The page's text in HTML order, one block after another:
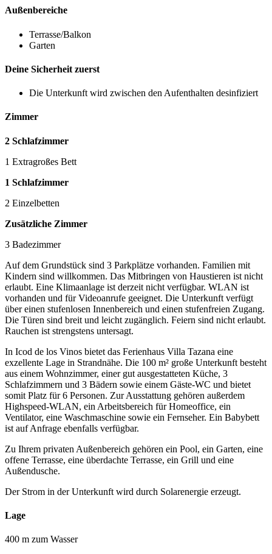
Außenbereiche
Terrasse/Balkon
Garten
Deine Sicherheit zuerst
Die Unterkunft wird zwischen den Aufenthalten desinfiziert
Zimmer
2 Schlafzimmer
1 Extragroßes Bett
1 Schlafzimmer
2 Einzelbetten
Zusätzliche Zimmer
3 Badezimmer
Auf dem Grundstück sind 3 Parkplätze vorhanden. Familien mit
Kindern sind willkommen. Das Mitbringen von Haustieren ist nicht
erlaubt. Eine Klimaanlage ist derzeit nicht verfügbar. WLAN ist
vorhanden und für Videoanrufe geeignet. Die Unterkunft verfügt
über einen stufenlosen Innenbereich und einen stufenfreien Zugang.
Die Türen sind breit und leicht zugänglich. Feiern sind nicht erlaubt.
Rauchen ist strengstens untersagt.
In Icod de los Vinos bietet das Ferienhaus Villa Tazana eine
exzellente Lage in Strandnähe. Die 100 m² große Unterkunft besteht
aus einem Wohnzimmer, einer gut ausgestatteten Küche, 3
Schlafzimmern und 3 Bädern sowie einem Gäste-WC und bietet
somit Platz für 6 Personen. Zur Ausstattung gehören außerdem
Highspeed-WLAN, ein Arbeitsbereich für Homeoffice, ein
Ventilator, eine Waschmaschine sowie ein Fernseher. Ein Babybett
ist auf Anfrage ebenfalls verfügbar.
Zu Ihrem privaten Außenbereich gehören ein Pool, ein Garten, eine
offene Terrasse, eine überdachte Terrasse, ein Grill und eine
Außendusche.
Der Strom in der Unterkunft wird durch Solarenergie erzeugt.
Lage
400 m zum Wasser